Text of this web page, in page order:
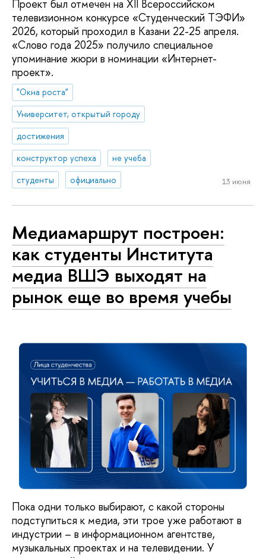
Проект был отмечен на XII Всероссийском
телевизионном конкурсе «Студенческий ТЭФИ»
2026, который проходил в Казани 22-25 апреля.
«Cлово года 2025» получило специальное
упоминание жюри в номинации «Интернет-
проект».
"Окна роста"
Университет, открытый городу
достижения
конструктор успеха
не учеба
студенты
официально 13 июня
Медиамаршрут построен:
как студенты Института
медиа ВШЭ выходят на
рынок еще во время учебы
Пока одни только выбирают, с какой стороны
подступиться к медиа, эти трое уже работают в
индустрии – в информационном агентстве,
музыкальных проектах и на телевидении. У